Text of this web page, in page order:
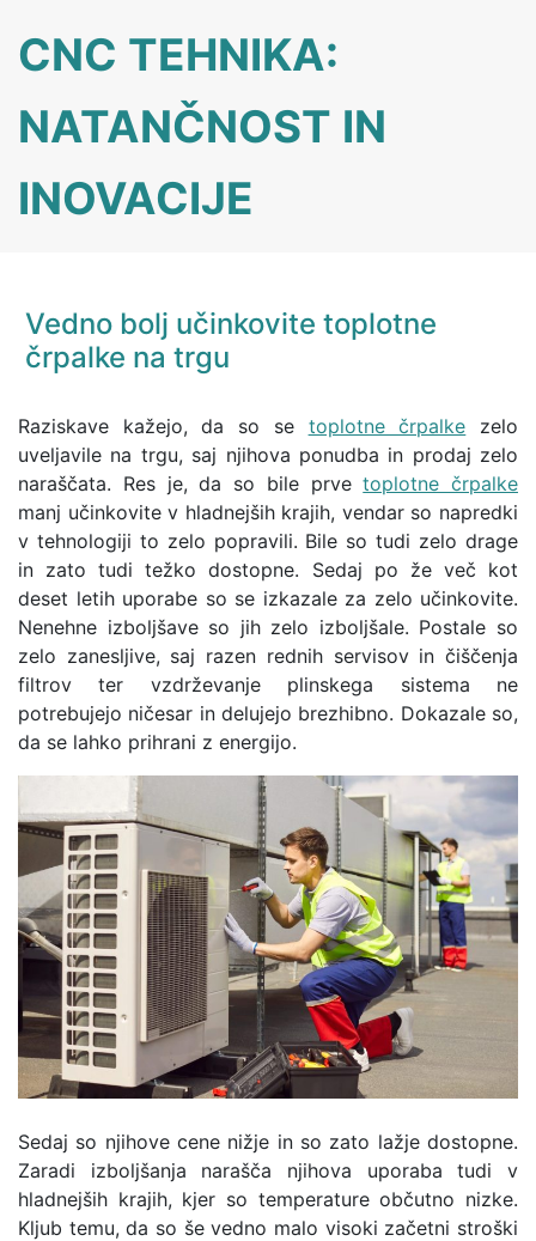
content
CNC TEHNIKA:
NATANČNOST IN
INOVACIJE
Vedno bolj učinkovite toplotne
črpalke na trgu
Raziskave kažejo, da so se toplotne črpalke zelo
uveljavile na trgu, saj njihova ponudba in prodaj zelo
naraščata. Res je, da so bile prvetoplotne črpalke
manj učinkovite v hladnejših krajih, vendar so napredki
v tehnologiji to zelo popravili. Bile so tudi zelo drage
in zato tudi težko dostopne. Sedaj po že več kot
deset letih uporabe so se izkazale za zelo učinkovite.
Nenehne izboljšave so jih zelo izboljšale. Postale so
zelo zanesljive, saj razen rednih servisov in čiščenja
filtrov ter vzdrževanje plinskega sistema ne
potrebujejo ničesar in delujejo brezhibno. Dokazale so,
da se lahko prihrani z energijo.
Sedaj so njihove cene nižje in so zato lažje dostopne.
Zaradi izboljšanja narašča njihova uporaba tudi v
hladnejših krajih, kjer so temperature občutno nizke.
Kljub temu, da so še vedno malo visoki začetni stroški